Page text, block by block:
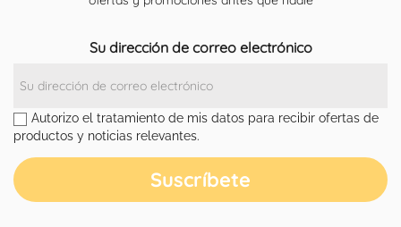
Su dirección de correo electrónico
Autorizo el tratamiento de mis datos para recibir ofertas de
productos y noticias relevantes.